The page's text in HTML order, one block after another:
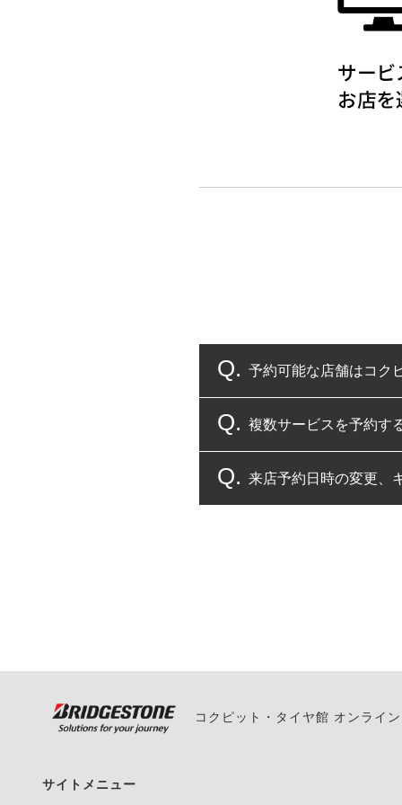
予約可能な店舗はコク
コクピット・タイヤ館
複数サービスを予約す
複数サービスのご予約
来店予約日時の変更、
また、やむを得ない
コクピット・タイヤ館 オンライ
サイトメニュー